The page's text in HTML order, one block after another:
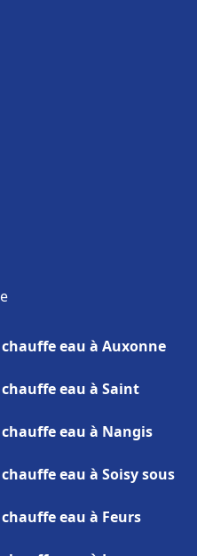
eau à Auxonne
eau à Saint
eau à Nangis
eau à Soisy sous
eau à Feurs